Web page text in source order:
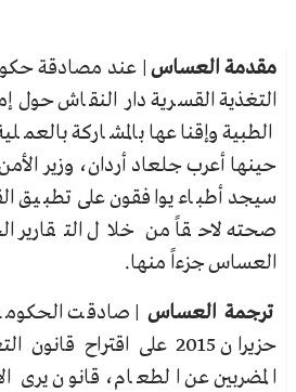
مقدمة العساس| عند مصادقة
التغذية القسرية دار النقاش حول
الطبية وإقناعها بالمشاركة
حينها أعرب جلعاد أردان، وزير
سيجد أطباء يوافقون على تطبيق
صحته لاحقاً من خلال التقارير
العساس جزءاً منها.
ترجمة العساس| صادقت الحكومة
حزيران 2015 على اقتراح
المضربين عن الطعام، قانون يرى